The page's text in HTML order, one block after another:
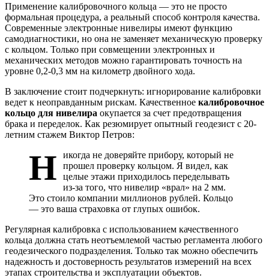
Применение калибровочного кольца — это не просто
формальная процедура, а реальный способ контроля качества.
Современные электронные нивелиры имеют функцию
самодиагностики, но она не заменяет механическую проверку
с кольцом. Только при совмещении электронных и
механических методов можно гарантировать точность на
уровне 0,2-0,3 мм на километр двойного хода.
В заключение стоит подчеркнуть: игнорирование калибровки
ведет к неоправданным рискам. Качественное калибровочное
кольцо для нивелира окупается за счет предотвращения
брака и переделок. Как резюмирует опытный геодезист с 20-
летним стажем Виктор Петров:
Н
икогда не доверяйте прибору, который не
прошел проверку кольцом. Я видел, как
целые этажи приходилось переделывать
из-за того, что нивелир «врал» на 2 мм.
Это стоило компании миллионов рублей. Кольцо
— это ваша страховка от глупых ошибок.
Регулярная калибровка с использованием качественного
кольца должна стать неотъемлемой частью регламента любого
геодезического подразделения. Только так можно обеспечить
надежность и достоверность результатов измерений на всех
этапах строительства и эксплуатации объектов.